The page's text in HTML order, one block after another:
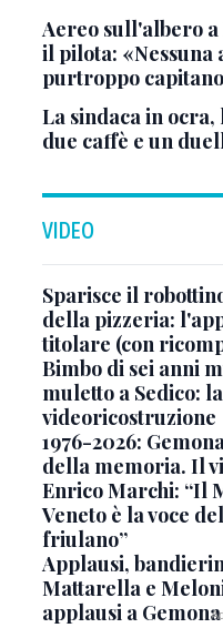
Aereo sull'albero
il pilota: «Nessuna
purtroppo
La sindaca in ocra,
due caffè e un
VIDEO
Sparisce il
della pizzeria:
titolare (con
Bimbo di sei anni
muletto a Sedico: la
videoricostruzione
1976-2026:
della memoria. Il
Enrico Marchi: “Il
Veneto è la voce
friulano”
Applausi,
Mattarella e
applausi a Gemona